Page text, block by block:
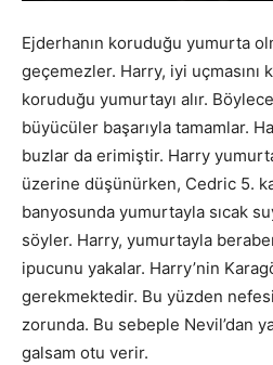
Ejderhanın koruduğu yumurta
geçemezler. Harry, iyi uçmasını
koruduğu yumurtayı alır.
büyücüler başarıyla tamamlar.
buzlar da erimiştir. Harry
üzerine düşünürken, Cedric 5.
banyosunda yumurtayla sıcak
söyler. Harry, yumurtayla
ipucunu yakalar. Harry’nin
gerekmektedir. Bu yüzden
zorunda. Bu sebeple Nevil’dan
galsam otu verir.